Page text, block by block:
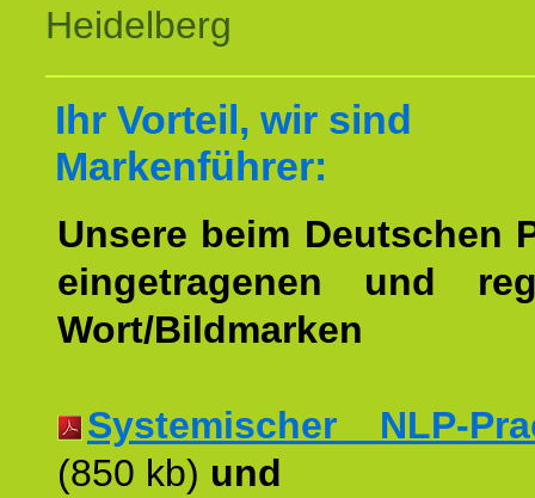
Heidelberg
Ihr Vorteil, wir sind
Markenführer:
Unsere beim Deutschen
eingetragenen und
Wort/Bildmarken
Systemischer NLP-
(850 kb) und